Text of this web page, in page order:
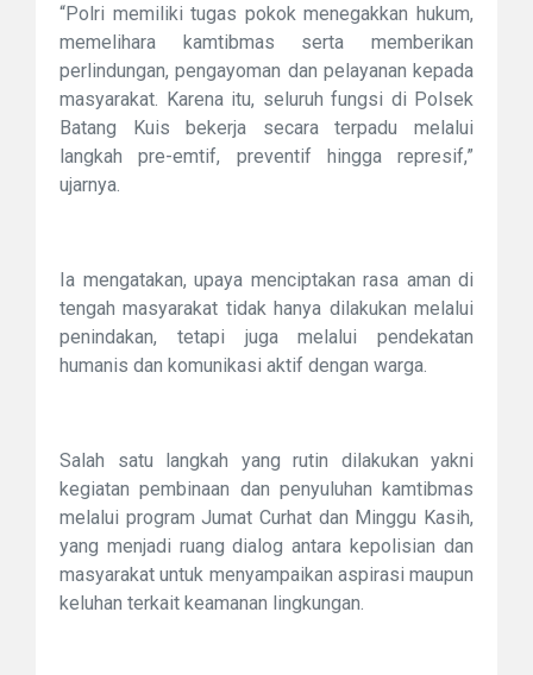
“Polri memiliki tugas pokok menegakkan hukum,
memelihara kamtibmas serta memberikan
perlindungan, pengayoman dan pelayanan kepada
masyarakat. Karena itu, seluruh fungsi di Polsek
Batang Kuis bekerja secara terpadu melalui
langkah pre-emtif, preventif hingga represif,”
ujarnya.
Ia mengatakan, upaya menciptakan rasa aman di
tengah masyarakat tidak hanya dilakukan melalui
penindakan, tetapi juga melalui pendekatan
humanis dan komunikasi aktif dengan warga.
Salah satu langkah yang rutin dilakukan yakni
kegiatan pembinaan dan penyuluhan kamtibmas
melalui program Jumat Curhat dan Minggu Kasih,
yang menjadi ruang dialog antara kepolisian dan
masyarakat untuk menyampaikan aspirasi maupun
keluhan terkait keamanan lingkungan.